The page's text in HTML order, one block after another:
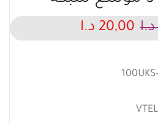
د.ا 20,00 د.ا